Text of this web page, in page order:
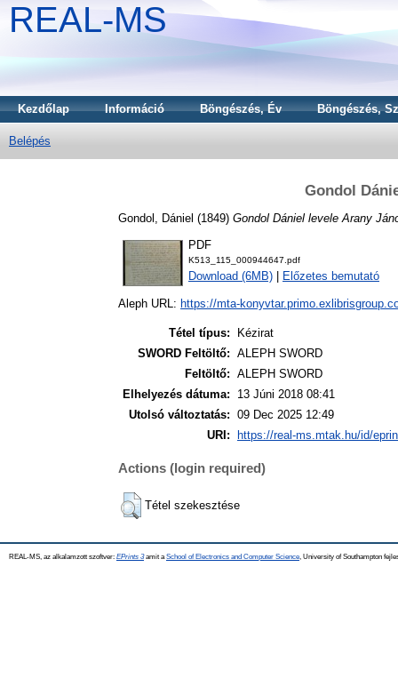
REAL-MS
Kezdőlap Információ Böngészés, Év Böngészés,
Belépés
Gondol
Gondol, Dániel (1849) Gondol Dániel levele Arany
PDF
K513_115_000944647.pdf
Download (6MB) Előzetes bemutató
Aleph URL: https://mta-
Tétel típus:
Kézirat
SWORD Feltöltő: ALEPH SWORD
Feltöltő: ALEPH SWORD
Elhelyezés dátuma:
13 Júni 2018 08:41
Utolsó változtatás: 09 Dec 2025 12:49
URI:
https://real-ms.mtak.hu/id/
Actions (login required)
Tétel szekesztése
REAL-MS, az alkalamzott szoftver: EPrints 3amit a School of Electronics and Computer Science , University of Southampton